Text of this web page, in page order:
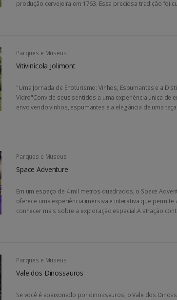
produção cervejeira em 1763. Essa preciosa tradição foi
Parques e Museus
Vitivinícola Jolimont
"Uma Jornada de Enoturismo: Vinhos, Espumantes e a
Vidro"Convide seus sentidos a uma experiência única de
envolvendo vinhos, espumantes e a elegância de uma
Parques e Museus
Space Adventure
Em um espaço de 4 mil metros quadrados, o Space
oferece uma experiência imersiva e interativa que permite
conhecer mais sobre a exploração espacial.A atração
Parques e Museus
Vale dos Dinossauros
Se você é apaixonado por dinossauros, o Vale dos